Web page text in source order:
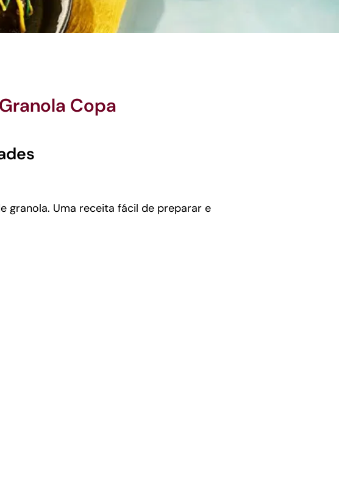
Copa
granola. Uma receita fácil de preparar e